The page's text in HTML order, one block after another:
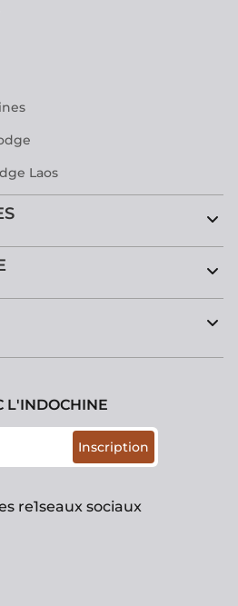
Laos
L'INDOCHINE
Inscription
re1seaux sociaux